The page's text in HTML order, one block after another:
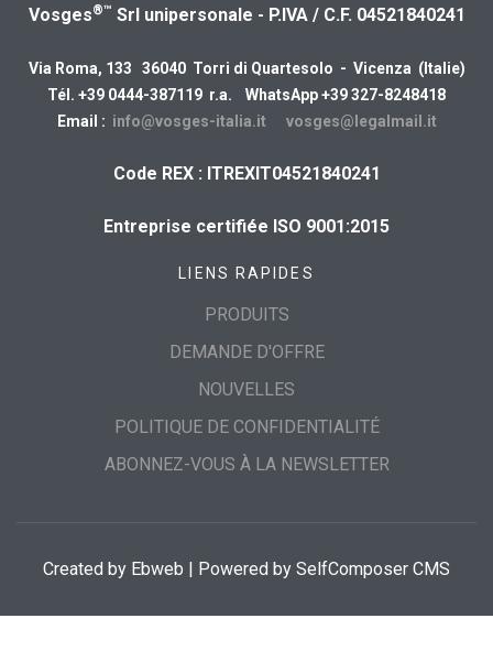
Vosges®™ Srl unipersonale - P.IVA / C.F. 04521840241
Via Roma, 133 36040 Torri di Quartesolo - Vicenza (Italie)
Tél. +39 0444-387119 r.a. WhatsApp +39 327-8248418
Email : info@vosges-italia.it vosges@legalmail.it
Code REX : ITREXIT04521840241
Entreprise certifiée ISO 9001:2015
LIENS RAPIDES
PRODUITS
DEMANDE D'OFFRE
NOUVELLES
POLITIQUE DE CONFIDENTIALITÉ
ABONNEZ-VOUS À LA NEWSLETTER
Created by Ebweb | Powered by SelfComposer CMS